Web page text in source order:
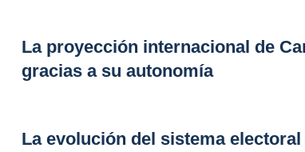
La proyección internacional de
gracias a su autonomía
La evolución del sistema electoral